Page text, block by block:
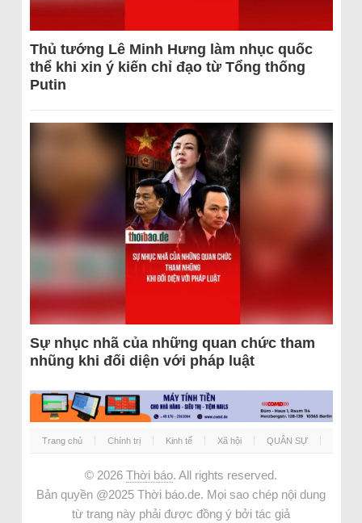
Thủ tướng Lê Minh Hưng làm nhục quốc
thể khi xin ý kiến chỉ đạo từ Tổng thống
Putin
Sự nhục nhã của những quan chức tham
nhũng khi đối diện với pháp luật
Trang chủ Chính trị Kinh tế Xã hội QUÂN SỰ
© 2026 Thời báo. All rights reserved.
Bản quyền @2025 Thời báo.de. Mọi sao chép nội dung
từ trang này phải được đồng ý bởi tác giả